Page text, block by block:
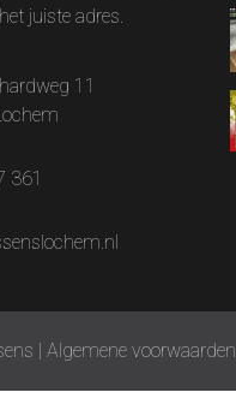
juiste adres.
11
361
| Algemene voorwaarden